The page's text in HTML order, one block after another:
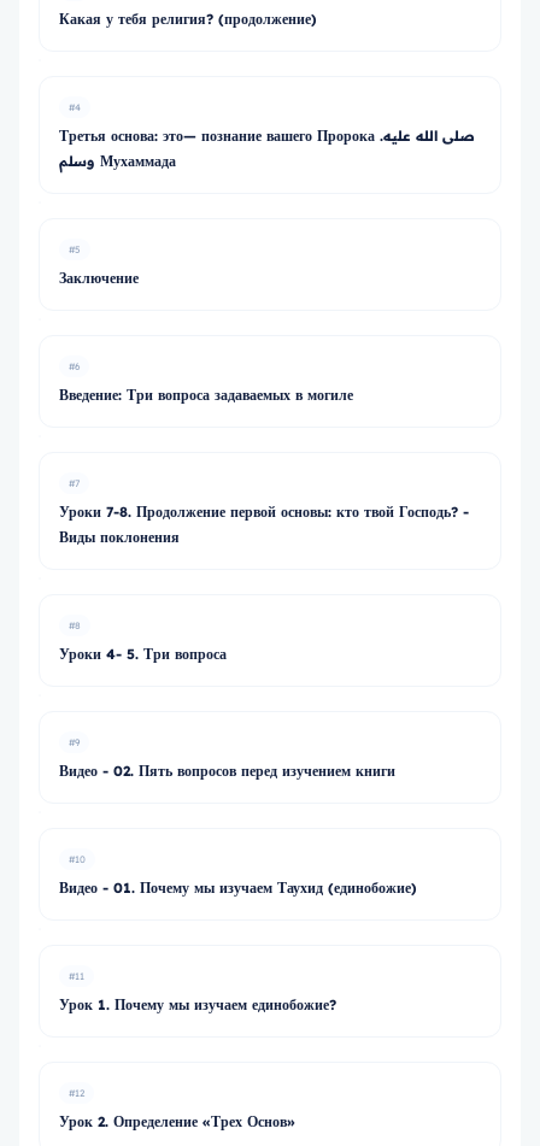
Какая у тебя религия? (продолжение)
#4
Третья основа: это— познание вашего Пророка .صلى الله عليه
وسلم Мухаммада
#5
Заключение
#6
Введение: Три вопроса задаваемых в могиле
#7
Уроки 7-8. Продолжение первой основы: кто твой Господь? -
Виды поклонения
#8
Уроки 4- 5. Три вопроса
#9
Видео - 02. Пять вопросов перед изучением книги
#10
Видео - 01. Почему мы изучаем Таухид (единобожие)
#11
Урок 1. Почему мы изучаем единобожие?
#12
Урок 2. Определение «Трех Основ»